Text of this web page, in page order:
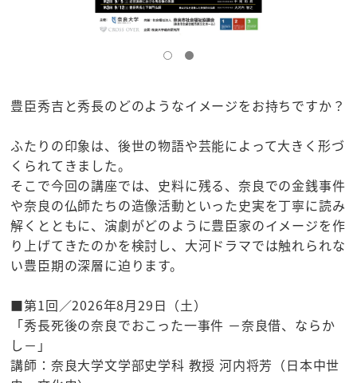
豊臣秀吉と秀長のどのようなイメージをお持ちですか？
ふたりの印象は、後世の物語や芸能によって大きく形づ
くられてきました。
そこで今回の講座では、史料に残る、奈良での金銭事件
や奈良の仏師たちの造像活動といった史実を丁寧に読み
解くとともに、演劇がどのように豊臣家のイメージを作
り上げてきたのかを検討し、大河ドラマでは触れられな
い豊臣期の深層に迫ります。
■第1回／2026年8月29日（土）
「秀長死後の奈良でおこった一事件 －奈良借、ならか
し－」
講師：奈良大学文学部史学科 教授 河内将芳（日本中世